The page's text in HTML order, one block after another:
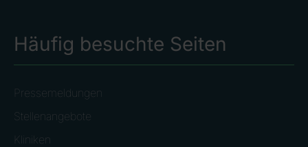
Häufig besuchte Seiten
Pressemeldungen
Stellenangebote
Kliniken